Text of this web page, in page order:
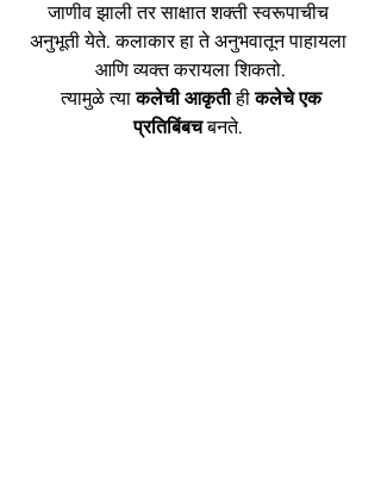
जाणीव झाली तर साक्षात शक्ती स्वरूपाचीच
अनुभूती येते. कलाकार हा ते अनुभवातून पाहायला
आणि व्यक्त करायला शिकतो.
त्यामुळे त्या कलेची आकृती ही कलेचे एक
प्रतिबिंबच बनते.